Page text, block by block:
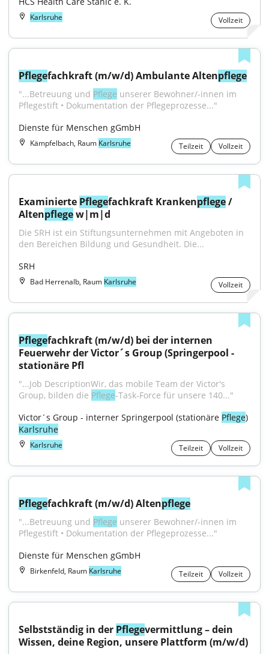
Karlsruhe Vollzeit
Pflegefachkraft (m/w/d) Ambulante Altenpflege
"...Betreuung und Pflege unserer Bewohner/-innen im
Pflegestift • Dokumentation der Pflegeprozesse..."
Dienste für Menschen gGmbH
Kämpfelbach, Raum Karlsruhe Teilzeit Vollzeit
Examinierte Pflegefachkraft Krankenpflege /
Altenpflege w|m|d
Die SRH ist ein Stiftungsunternehmen mit Angeboten in
den Bereichen Bildung und Gesundheit. Die...
SRH
Bad Herrenalb, Raum Karlsruhe Vollzeit
Pflegefachkraft (m/w/d) bei der internen
Feuerwehr der Victor´s Group (Springerpool -
stationäre Pfl
"...Job DescriptionWir, das mobile Team der Victor's
Group, bilden die Pflege-Task-Force für unsere 140..."
Victor´s Group - interner Springerpool (stationäre Pflege
Karlsruhe
Karlsruhe Teilzeit Vollzeit
Pflegefachkraft (m/w/d) Altenpflege
"...Betreuung und Pflege unserer Bewohner/-innen im
Pflegestift • Dokumentation der Pflegeprozesse..."
Dienste für Menschen gGmbH
Birkenfeld, Raum Karlsruhe Teilzeit Vollzeit
Selbstständig in der Pflegevermittlung – dein
Wissen, deine Region, unsere Plattform (m/w/d)